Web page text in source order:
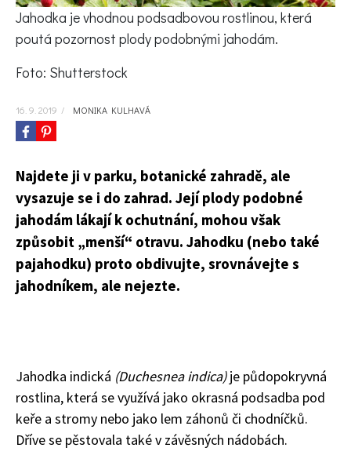
KVÍZY A TESTY
Jahodka je vhodnou podsadbovou rostlinou, která
poutá pozornost plody podobnými jahodám.
Foto: Shutterstock
16. 9. 2019 / MONIKA KULHAVÁ
Najdete ji v parku, botanické zahradě, ale
vysazuje se i do zahrad. Její plody podobné
jahodám lákají k ochutnání, mohou však
způsobit „menší“ otravu. Jahodku (nebo také
pajahodku) proto obdivujte, srovnávejte s
jahodníkem, ale nejezte.
Jahodka indická (Duchesnea indica)je půdopokryvná
rostlina, která se využívá jako okrasná podsadba pod
keře a stromy nebo jako lem záhonů či chodníčků.
Dříve se pěstovala také v závěsných nádobách.